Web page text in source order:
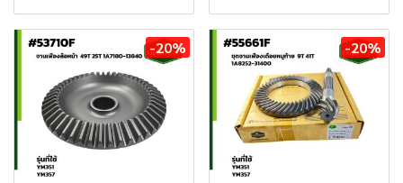
-20% -20%